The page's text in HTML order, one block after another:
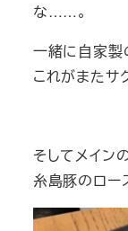
な……。
一緒に自家製
これがまたサ
そしてメイン
糸島豚のロー